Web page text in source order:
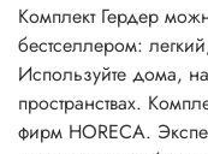
Комплект Гердер
бестселлером:
Используйте дома,
пространствах.
фирм HORECA.